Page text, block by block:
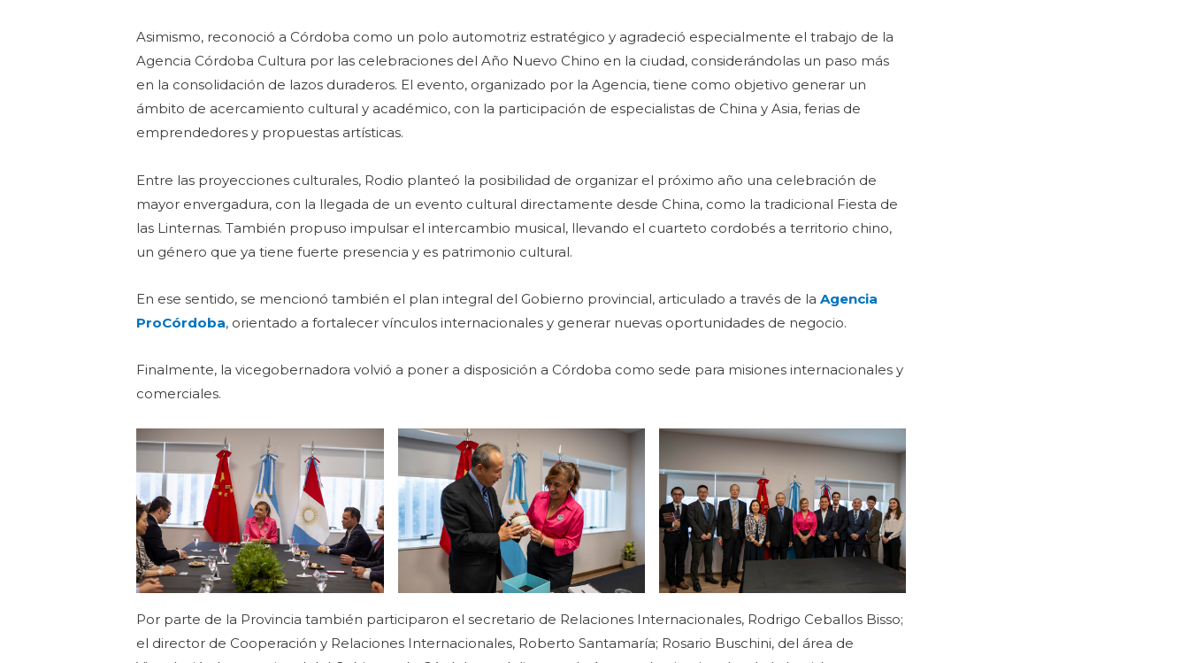
Asimismo, reconoció a Córdoba como un polo automotriz estratégico y agradeció especialmente el trabajo de la
Agencia Córdoba Cultura por las celebraciones del Año Nuevo Chino en la ciudad, considerándolas un paso más
en la consolidación de lazos duraderos. El evento, organizado por la Agencia, tiene como objetivo generar un
ámbito de acercamiento cultural y académico, con la participación de especialistas de China y Asia, ferias de
emprendedores y propuestas artísticas.
Entre las proyecciones culturales, Rodio planteó la posibilidad de organizar el próximo año una celebración de
mayor envergadura, con la llegada de un evento cultural directamente desde China, como la tradicional Fiesta de
las Linternas. También propuso impulsar el intercambio musical, llevando el cuarteto cordobés a territorio chino,
un género que ya tiene fuerte presencia y es patrimonio cultural.
En ese sentido, se mencionó también el plan integral del Gobierno provincial, articulado a través de laAgencia
ProCórdoba, orientado a fortalecer vínculos internacionales y generar nuevas oportunidades de negocio.
Finalmente, la vicegobernadora volvió a poner a disposición a Córdoba como sede para misiones internacionales y
comerciales.
Por parte de la Provincia también participaron el secretario de Relaciones Internacionales, Rodrigo Ceballos Bisso;
el director de Cooperación y Relaciones Internacionales, Roberto Santamaría; Rosario Buschini, del área de